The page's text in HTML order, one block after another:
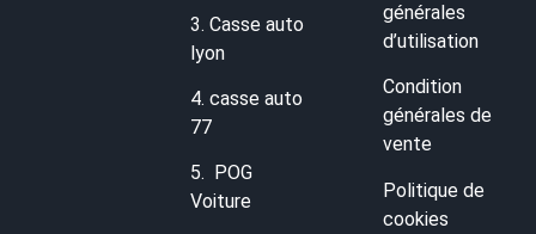
3.Casse auto
lyon
4.casse auto
77
5.
POG
Voiture
générales
d’utilisation
Condition
générales de
vente
Politique de
cookies